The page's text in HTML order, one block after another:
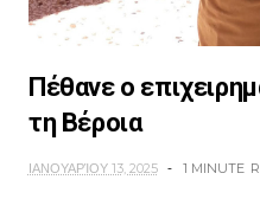
Πέθανε ο
τη Βέροια
ΙΑΝΟΥΑΡΊΟΥ 13, 2025 1 MINUTE